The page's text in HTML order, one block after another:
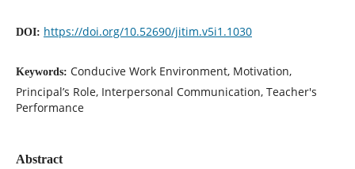
DOI: https://doi.org/10.52690/jitim.v5i1.1030
Keywords: Conducive Work Environment, Motivation,
Principal’s Role, Interpersonal Communication, Teacher's
Performance
Abstract